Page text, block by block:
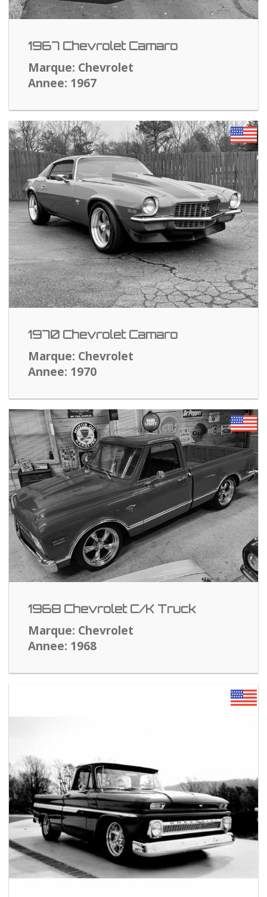
1967 Chevrolet Camaro
Marque: Chevrolet
Annee: 1967
1970 Chevrolet Camaro
Marque: Chevrolet
Annee: 1970
1968 Chevrolet C/K Truck
Marque: Chevrolet
Annee: 1968